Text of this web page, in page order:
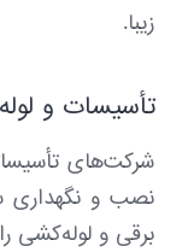
زیبا.
تأسیسات و
شرکت‌های
نصب و نگهداری
برقی و لوله‌کشی